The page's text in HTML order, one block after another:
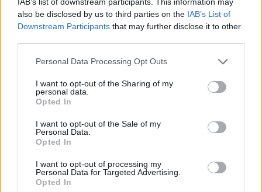
also be disclosed by us to third parties on the IAB’s List of
Downstream Participants that may further disclose it to other
Please note that this website/app uses one or more Google
not limited to your visit or usage behaviour. You may click to
grant or deny consent to Google and its third-party tags to
use your data for below specified purposes in below Google
consent section.
Personal Data Processing Opt Outs
I want to opt-out of the Sharing of my
personal data.
Opted In
I want to opt-out of the Sale of my
Personal Data.
Opted In
I want to opt-out of processing my
Personal Data for Targeted Advertising.
Opted In
Feliratkozom
hangulata – Jön a második forduló! (X)
Július végén folytatódik a balatoni strandröplabda-
sorozat.
#dc comics #képregény #superman
#hbo
#warner